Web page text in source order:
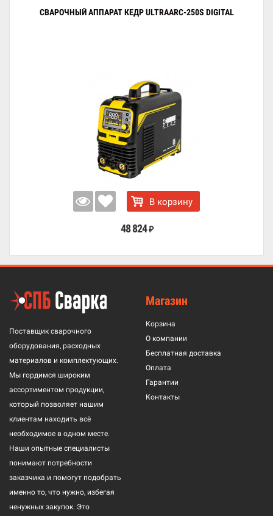
СВАРОЧНЫЙ АППАРАТ КЕДР ULTRAARC-250S DIGITAL
В корзину
48 824 ₽
Поставщик сварочного
оборудования, расходных
материалов и комплектующих.
Мы гордимся широким
ассортиментом продукции,
который позволяет нашим
клиентам находить всё
необходимое в одном месте.
Наши опытные специалисты
понимают потребности
заказчика и помогут подобрать
именно то, что нужно, избегая
ненужных закупок. Это
Магазин
Корзина
О компании
Бесплатная доставка
Оплата
Гарантии
Контакты